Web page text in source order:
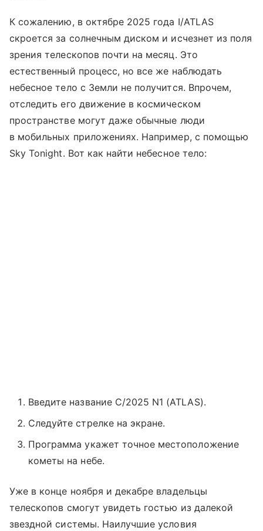
К сожалению, в октябре 2025 года I/ATLAS
скроется за солнечным диском и исчезнет из поля
зрения телескопов почти на месяц. Это
естественный процесс, но все же наблюдать
небесное тело с Земли не получится. Впрочем,
отследить его движение в космическом
пространстве могут даже обычные люди
в мобильных приложениях. Например, с помощью
Sky Tonight. Вот как найти небесное тело:
Введите название C/2025 N1 (ATLAS).
Следуйте стрелке на экране.
Программа укажет точное местоположение
кометы на небе.
Уже в конце ноября и декабре владельцы
телескопов смогут увидеть гостью из далекой
звездной системы. Наилучшие условия